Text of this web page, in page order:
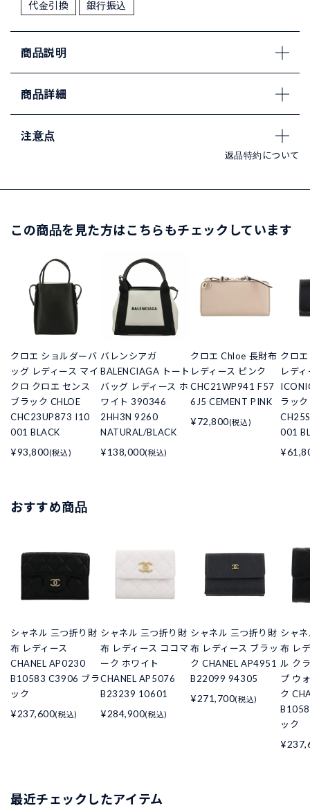
代金引換 銀行振込
商品説明
商品詳細
注意点
返品特約について
この商品を見た方はこちらもチェックしています
クロエ ショルダーバ
ッグ レディース マイ
クロ クロエ センス
ブラック CHLOE
CHC23UP873 I10
001 BLACK
¥93,800(税込)
バレンシアガ
BALENCIAGA トート
バッグ レディース ホ
ワイト 390346
2HH3N 9260
NATURAL/BLACK
¥138,000(税込)
クロエ Chloe 長財布
レディース ピンク
CHC21WP941 F57
6J5 CEMENT PINK
¥72,800(税込)
クロ
レデ
ラッ
001
おすすめ商品
シャネル 三つ折り財
布 レディース
CHANEL AP0230
B10583 C3906 ブラ
ック
¥237,600(税込)
シャネル 三つ折り財
布 レディース ココマ
ーク ホワイト
CHANEL AP5076
B23239 10601
¥284,900(税込)
シャネル 三つ折り財
布 レディース ブラッ
ク CHANEL AP4951
B22099 94305
¥271,700(税込)
シャ
布 レ
ル ク
プ ウ
ク
ック
最近チェックしたアイテム